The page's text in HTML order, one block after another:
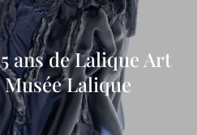
ans de Lalique Art
Lalique